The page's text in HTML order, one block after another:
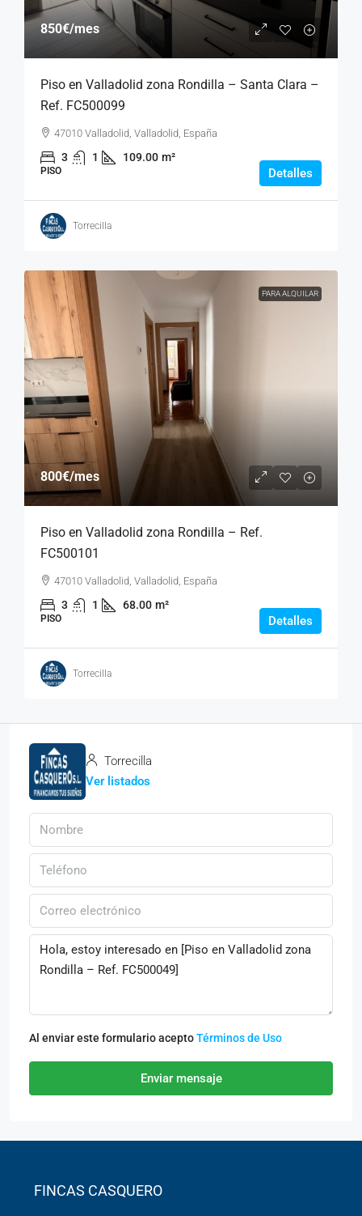
850€/mes
Piso en Valladolid zona Rondilla – Santa Clara –
Ref. FC500099
47010 Valladolid, Valladolid, España
3 1 109.00 m²
PISO Detalles
Torrecilla
PARA ALQUILAR
800€/mes
Piso en Valladolid zona Rondilla – Ref.
FC500101
47010 Valladolid, Valladolid, España
3 1 68.00 m²
PISO Detalles
Torrecilla
Torrecilla
Ver listados
Al enviar este formulario aceptoTérminos de Uso
Enviar mensaje
FINCAS CASQUERO